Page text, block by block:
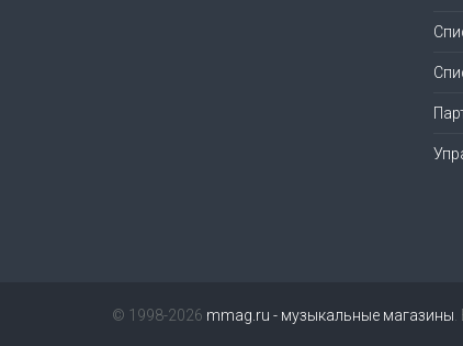
© 1998-2026 mmag.ru - музыкальные магазины